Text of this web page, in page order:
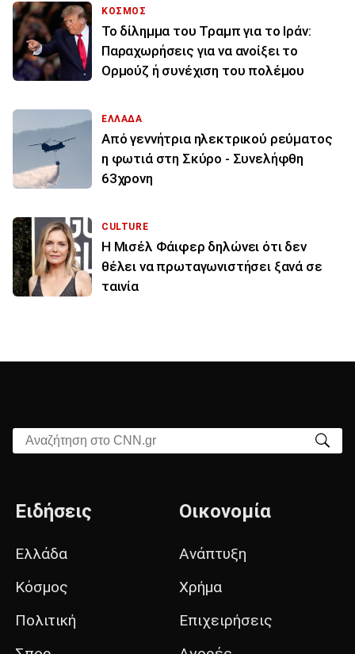
ΚΟΣΜΟΣ
Το δίλημμα του Τραμπ για το Ιράν:
Παραχωρήσεις για να ανοίξει το
Ορμούζ ή συνέχιση του πολέμου
ΕΛΛΑΔΑ
Από γεννήτρια ηλεκτρικού ρεύματος
η φωτιά στη Σκύρο - Συνελήφθη
63χρονη
CULTURE
Η Μισέλ Φάιφερ δηλώνει ότι δεν
θέλει να πρωταγωνιστήσει ξανά σε
ταινία
Αναζήτηση στο CNN.gr
Ειδήσεις
Ελλάδα
Κόσμος
Πολιτική
Οικονομία
Ανάπτυξη
Χρήμα
Επιχειρήσεις